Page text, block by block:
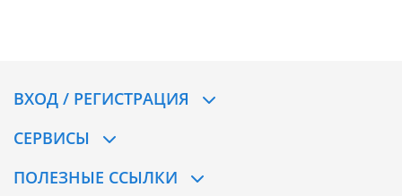
ВХОД / РЕГИСТРАЦИЯ
СЕРВИСЫ
ПОЛЕЗНЫЕ ССЫЛКИ